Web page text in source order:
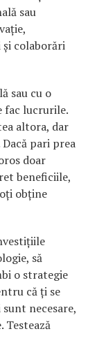
sau
colaborări
sau cu o
fac lucrurile.
altora, dar
pari prea
doar
beneficiile,
obține
să
o strategie
că ți se
necesare,
Testează